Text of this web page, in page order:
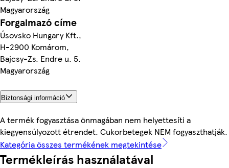
Magyarország
Forgalmazó címe
Úsovsko Hungary Kft.,
H-2900 Komárom,
Bajcsy-Zs. Endre u. 5.
Magyarország
Biztonsági információ
A termék fogyasztása önmagában nem helyettesíti a
kiegyensúlyozott étrendet. Cukorbetegek NEM fogyaszthatják.
Kategória összes termékének megtekintése
Termékleírás használatával